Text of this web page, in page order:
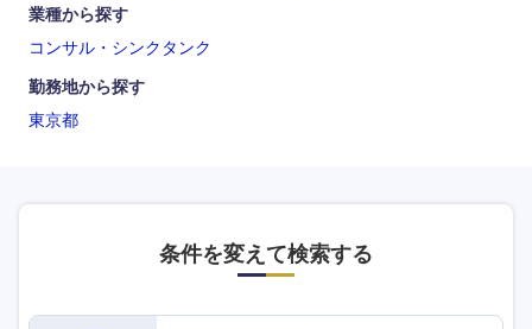
業種から探す
コンサル・シンクタンク
勤務地から探す
東京都
条件を変えて検索する